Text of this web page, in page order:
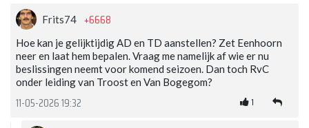
Frits74 +6668
Hoe kan je gelijktijdig AD en TD aanstellen? Zet Eenhoorn
neer en laat hem bepalen. Vraag me namelijk af wie er nu
beslissingen neemt voor komend seizoen. Dan toch RvC
onder leiding van Troost en Van Bogegom?
11-05-2026 19:32 1